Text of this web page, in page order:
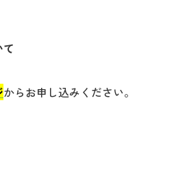
からお申し込みください。